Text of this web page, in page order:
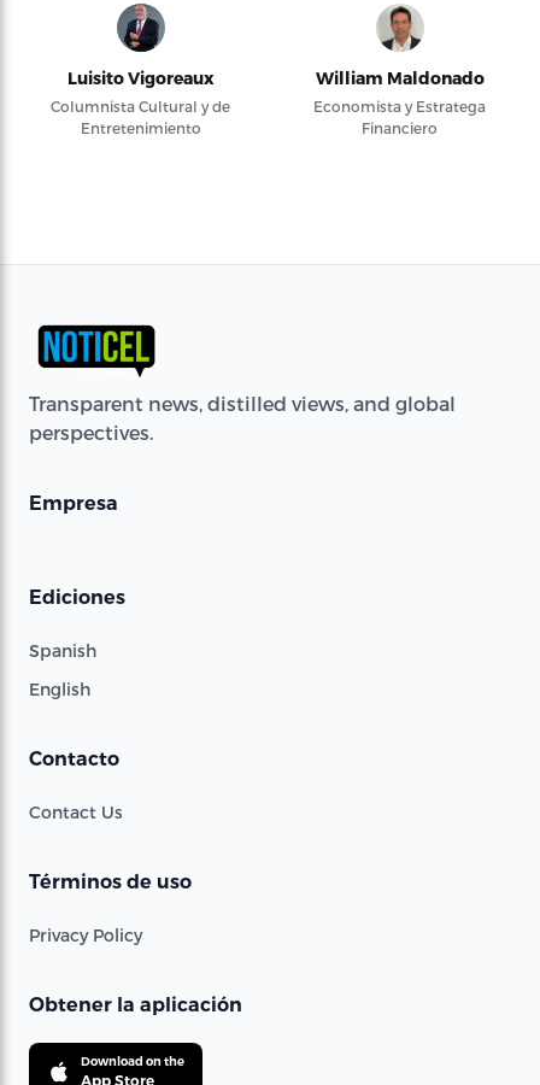
Luisito Vigoreaux
Columnista Cultural y de
Entretenimiento
William Maldonado
Economista y Estratega
Financiero
Transparent news, distilled views, and global
perspectives.
Empresa
Ediciones
Spanish
English
Contacto
Contact Us
Términos de uso
Privacy Policy
Obtener la aplicación
Download on the
App Store